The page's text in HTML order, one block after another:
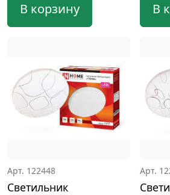
В корзину
В
Арт. 122448
Светильник
Арт.